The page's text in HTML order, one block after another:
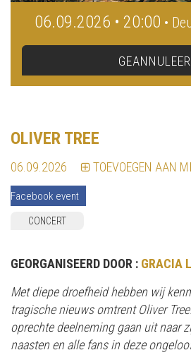
06.09.2026 • 20:00 •
OLIVER TREE
06.09.2026 TOEVOEGEN AAN
Facebook event
CONCERT
GEORGANISEERD DOOR : GRACIA
Met diepe droefheid hebben wij
tragische nieuws omtrent Oliver
oprechte deelneming gaan uit naar
naasten en alle fans in deze